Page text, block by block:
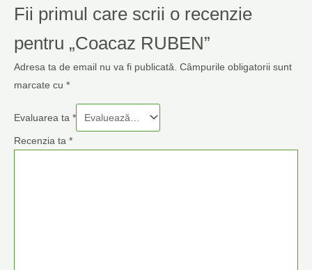
Fii primul care scrii o recenzie
pentru „Coacaz RUBEN”
Adresa ta de email nu va fi publicată. Câmpurile obligatorii sunt
marcate cu *
Evaluarea ta *
Recenzia ta *